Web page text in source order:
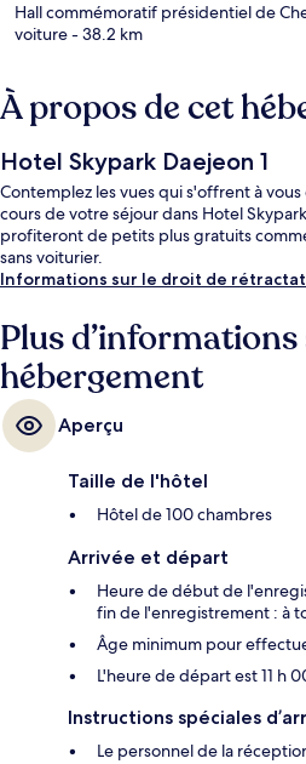
Hall commémoratif présidentiel de
voiture- 38.2 km
À propos de cet
Hotel Skypark Daejeon 1
Contemplez les vues qui s'offrent à
cours de votre séjour dans Hotel
profiteront de petits plus gratuits
sans voiturier.
Informations sur le droit de
Plus
hébergement
Aperçu
Taille de l'hôtel
Hôtel de 100 chambres
Arrivée et départ
Heure de début de
fin de l'enregistrement : à
Âge minimum pour
L'heure de départ est 11 h
Instructions spéciales
Le personnel de la